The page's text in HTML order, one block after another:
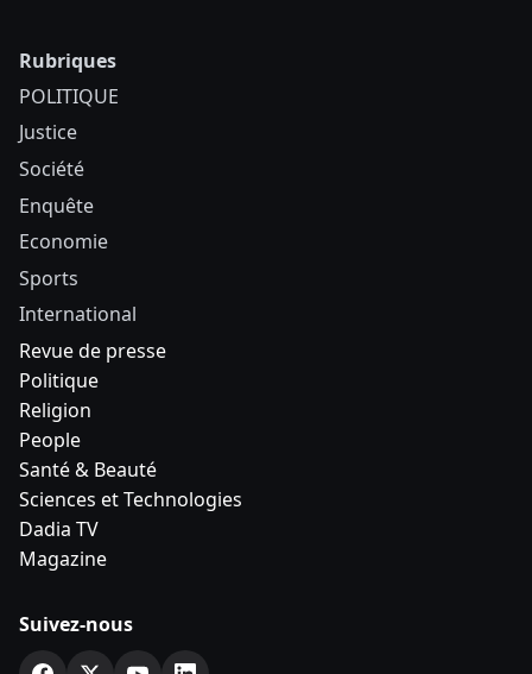
Rubriques
POLITIQUE
Justice
Société
Enquête
Economie
Sports
International
Revue de presse
Politique
Religion
People
Santé & Beauté
Sciences et Technologies
Dadia TV
Magazine
Suivez-nous